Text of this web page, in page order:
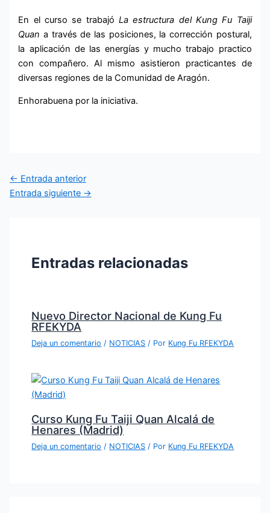
En el curso se trabajó La estructura del Kung Fu Taiji
Quan a través de las posiciones, la corrección postural,
la aplicación de las energías y mucho trabajo practico
con compañero. Al mismo asistieron practicantes de
diversas regiones de la Comunidad de Aragón.
Enhorabuena por la iniciativa.
← Entrada anterior
Entrada siguiente →
Entradas relacionadas
Nuevo Director Nacional de Kung Fu
RFEKYDA
Deja un comentario / NOTICIAS / Por Kung Fu RFEKYDA
Curso Kung Fu Taiji Quan Alcalá de
Henares (Madrid)
Deja un comentario / NOTICIAS / Por Kung Fu RFEKYDA